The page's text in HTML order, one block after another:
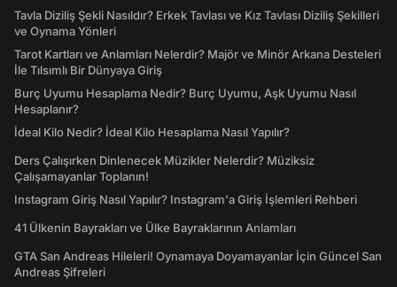
Tavla Diziliş Şekli Nasıldır? Erkek Tavlası ve Kız Tavlası Diziliş Şekilleri
ve Oynama Yönleri
Tarot Kartları ve Anlamları Nelerdir? Majör ve Minör Arkana Desteleri
İle Tılsımlı Bir Dünyaya Giriş
Burç Uyumu Hesaplama Nedir? Burç Uyumu, Aşk Uyumu Nasıl
Hesaplanır?
İdeal Kilo Nedir? İdeal Kilo Hesaplama Nasıl Yapılır?
Ders Çalışırken Dinlenecek Müzikler Nelerdir? Müziksiz
Çalışamayanlar Toplanın!
Instagram Giriş Nasıl Yapılır? Instagram'a Giriş İşlemleri Rehberi
41 Ülkenin Bayrakları ve Ülke Bayraklarının Anlamları
GTA San Andreas Hileleri! Oynamaya Doyamayanlar İçin Güncel San
Andreas Şifreleri